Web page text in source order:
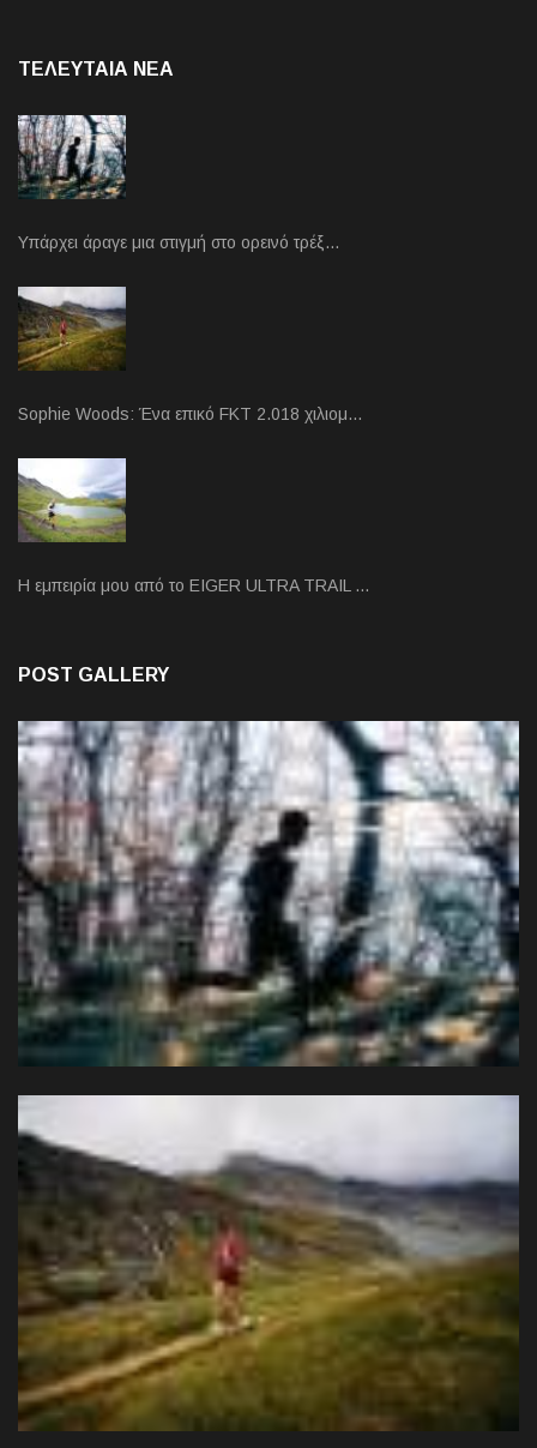
ΤΕΛΕΥΤΑΙΑ NEA
Υπάρχει άραγε μια στιγμή στο ορεινό τρέξ…
Sophie Woods: Ένα επικό FKT 2.018 χιλιομ…
Η εμπειρία μου από το EIGER ULTRA TRAIL …
POST GALLERY